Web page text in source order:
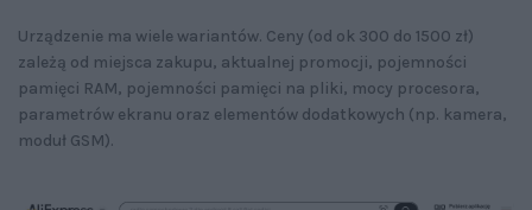
Urządzenie ma wiele wariantów. Ceny (od ok 300 do 1500 zł)
zależą od miejsca zakupu, aktualnej promocji, pojemności
pamięci RAM, pojemności pamięci na pliki, mocy procesora,
parametrów ekranu oraz elementów dodatkowych (np. kamera,
moduł GSM).